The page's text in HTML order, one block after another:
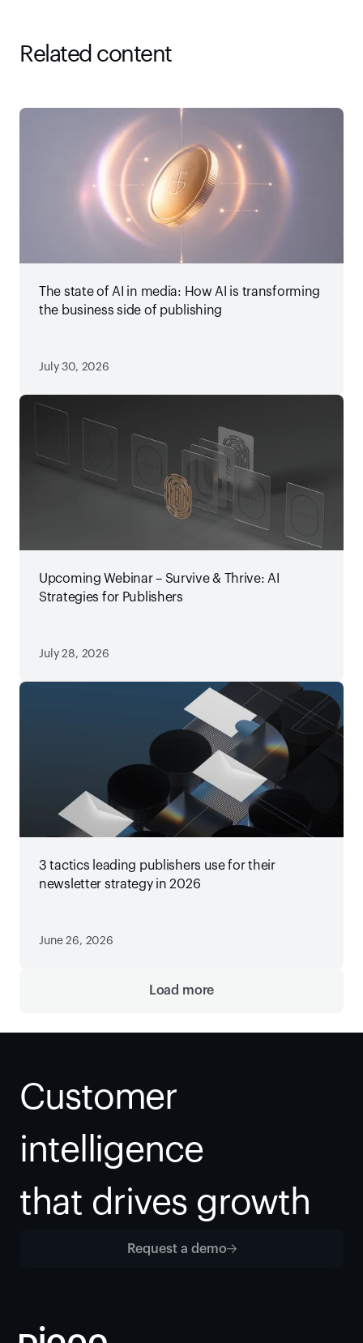
Related content
The state of AI in media: How AI is transforming
the business side of publishing
July 30, 2026
Upcoming Webinar – Survive & Thrive: AI
Strategies for Publishers
July 28, 2026
3 tactics leading publishers use for their
newsletter strategy in 2026
June 26, 2026
Load more
Customer
intelligence
that drives growth
Request a demo